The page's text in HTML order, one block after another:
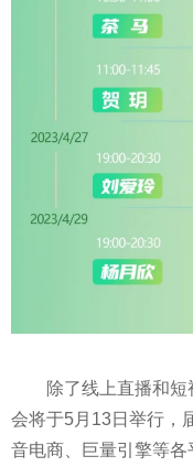
除了线上直播和
会将于5月13日举行，
音电商、巨量引擎等各